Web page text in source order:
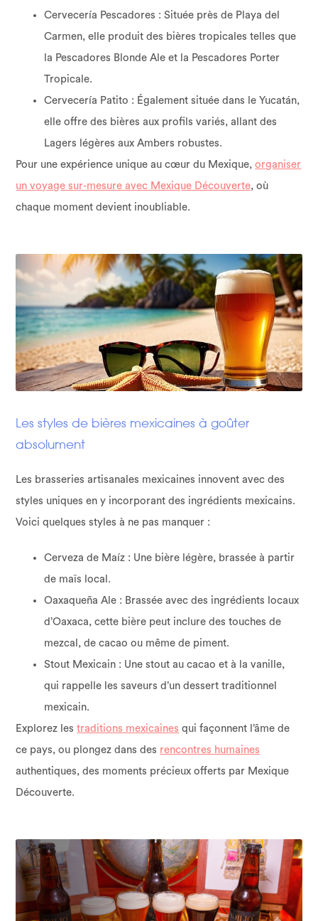
Cervecería Pescadores : Située près de Playa del
Carmen, elle produit des bières tropicales telles que
la Pescadores Blonde Ale et la Pescadores Porter
Tropicale.
Cervecería Patito : Également située dans le Yucatán,
elle offre des bières aux profils variés, allant des
Lagers légères aux Ambers robustes.
Pour une expérience unique au cœur du Mexique,organiser
un voyage sur-mesure avec Mexique Découverte, où
chaque moment devient inoubliable.
Les styles de bières mexicaines à goûter
absolument
Les brasseries artisanales mexicaines innovent avec des
styles uniques en y incorporant des ingrédients mexicains.
Voici quelques styles à ne pas manquer :
Cerveza de Maíz : Une bière légère, brassée à partir
de maïs local.
Oaxaqueña Ale : Brassée avec des ingrédients locaux
d’Oaxaca, cette bière peut inclure des touches de
mezcal, de cacao ou même de piment.
Stout Mexicain : Une stout au cacao et à la vanille,
qui rappelle les saveurs d’un dessert traditionnel
mexicain.
Explorez lestraditions mexicaines qui façonnent l’âme de
ce pays, ou plongez dans des rencontres humaines
authentiques, des moments précieux offerts par Mexique
Découverte.